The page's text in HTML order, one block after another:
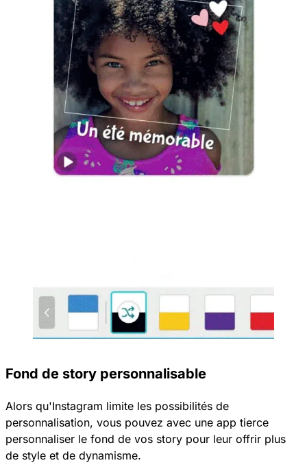
Fond de story personnalisable
Alors qu'Instagram limite les possibilités de
personnalisation, vous pouvez avec une app tierce
personnaliser le fond de vos story pour leur offrir plus
de style et de dynamisme.